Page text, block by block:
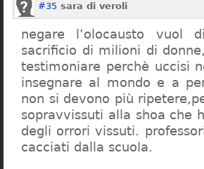
#35 sara di veroli
negare l’olocausto vuol
sacrificio di milioni di
testimoniare perchè uccisi
insegnare al mondo e a
non si devono più
sopravvissuti alla shoa che
degli orrori vissuti.
cacciati dalla scuola.